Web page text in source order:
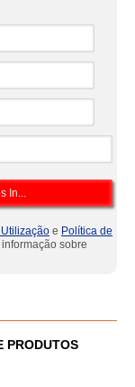
e Política de
sobre
PRODUTOS